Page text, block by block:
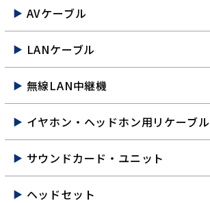
AVケーブル
LANケーブル
無線LAN中継機
イヤホン・ヘッドホン用リケーブル
サウンドカード・ユニット
ヘッドセット